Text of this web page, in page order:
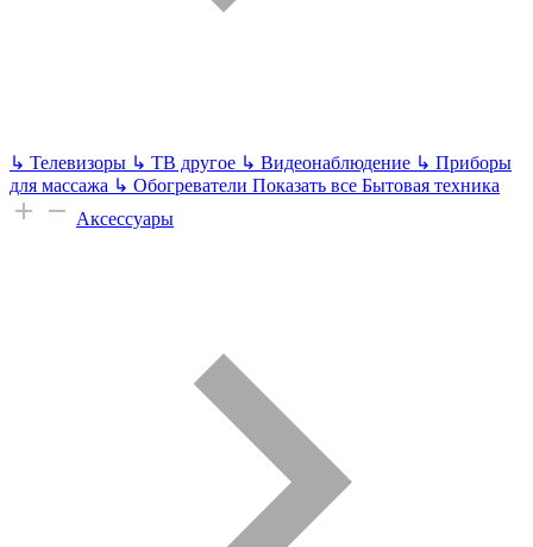
↳ Телевизоры ↳ ТВ другое ↳ Видеонаблюдение ↳ Приборы
для массажа ↳ Обогреватели Показать все Бытовая техника
Аксессуары